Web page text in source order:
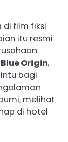
di film fiksi
itu resmi
Blue Origin,
bagi
melihat
di hotel